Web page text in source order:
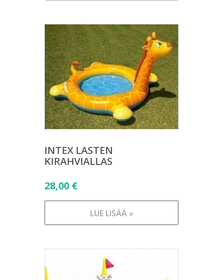
INTEX LASTEN
KIRAHVIALLAS
28,00 €
LUE LISÄÄ »